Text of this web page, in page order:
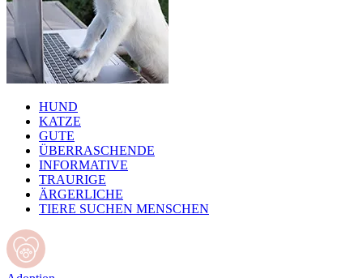
HUND
KATZE
GUTE
ÜBERRASCHENDE
INFORMATIVE
TRAURIGE
ÄRGERLICHE
TIERE SUCHEN MENSCHEN